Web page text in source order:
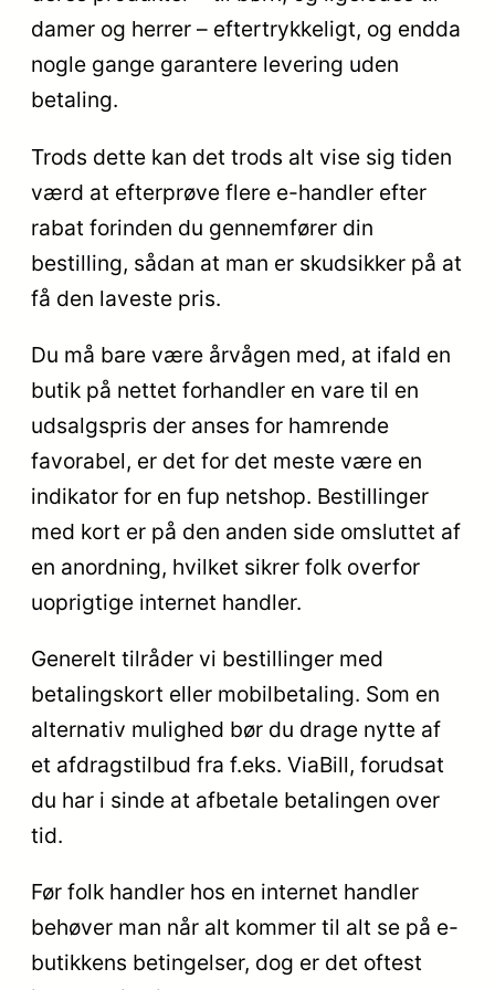
damer og herrer – eftertrykkeligt, og endda
nogle gange garantere levering uden
betaling.
Trods dette kan det trods alt vise sig tiden
værd at efterprøve flere e-handler efter
rabat forinden du gennemfører din
bestilling, sådan at man er skudsikker på at
få den laveste pris.
Du må bare være årvågen med, at ifald en
butik på nettet forhandler en vare til en
udsalgspris der anses for hamrende
favorabel, er det for det meste være en
indikator for en fup netshop. Bestillinger
med kort er på den anden side omsluttet af
en anordning, hvilket sikrer folk overfor
uoprigtige internet handler.
Generelt tilråder vi bestillinger med
betalingskort eller mobilbetaling. Som en
alternativ mulighed bør du drage nytte af
et afdragstilbud fra f.eks. ViaBill, forudsat
du har i sinde at afbetale betalingen over
tid.
Før folk handler hos en internet handler
behøver man når alt kommer til alt se på e-
butikkens betingelser, dog er det oftest